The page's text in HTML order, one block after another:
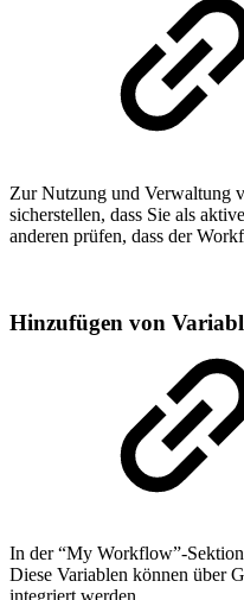
Zur Nutzung und Verwaltung
sicherstellen, dass Sie als
anderen prüfen, dass der
Hinzufügen von
In der “My Workflow”-
Diese Variablen können über
integriert werden.